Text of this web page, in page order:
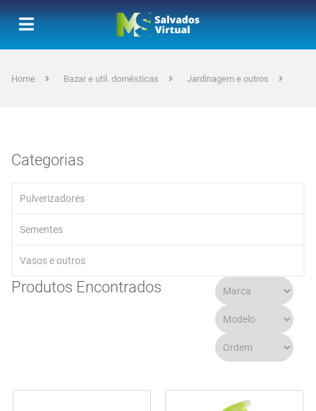
Home Bazar e util. domésticas Jardinagem e outros
Categorias
Pulverizadores
Sementes
Vasos e outros
Produtos Encontrados